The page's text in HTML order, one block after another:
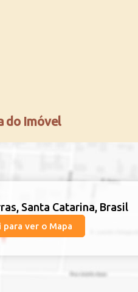
do Imóvel
, Santa Catarina, Brasil
para ver o Mapa